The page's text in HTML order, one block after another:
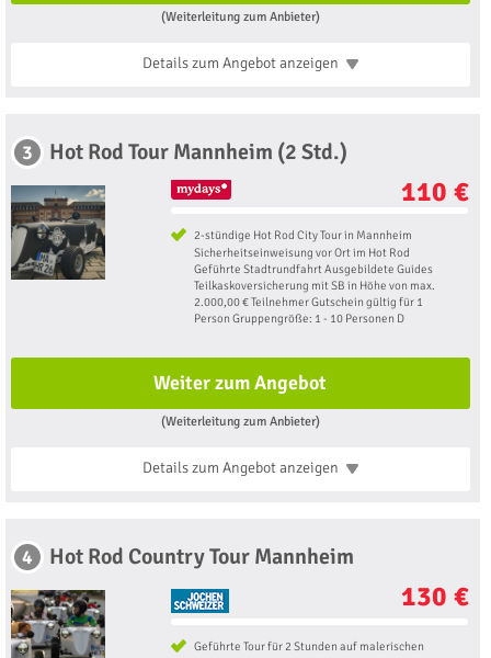
(Weiterleitung zum Anbieter)
Details zum Angebotanzeigen
3 Hot Rod Tour Mannheim (2 Std.)
110 €
2-stündige Hot Rod City Tour in Mannheim
Sicherheitseinweisung vor Ort im Hot Rod
Geführte Stadtrundfahrt Ausgebildete Guides
Teilkaskoversicherung mit SB in Höhe von max.
2.000,00 € Teilnehmer Gutschein gültig für 1
Person Gruppengröße: 1 - 10 Personen D
Weiter zum Angebot
(Weiterleitung zum Anbieter)
Details zum Angebotanzeigen
4 Hot Rod Country Tour Mannheim
130 €
Geführte Tour für 2 Stunden auf malerischen